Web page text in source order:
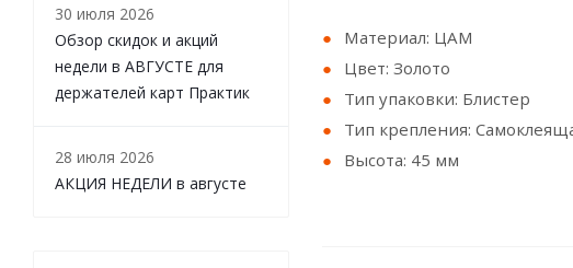
Материал: ЦАМ
Цвет: Золото
Тип упаковки: Блистер
Тип крепления:
Высота: 45 мм
30 июля 2026
Обзор скидок и акций
недели в АВГУСТЕ для
держателей карт Практик
28 июля 2026
АКЦИЯ НЕДЕЛИ в августе